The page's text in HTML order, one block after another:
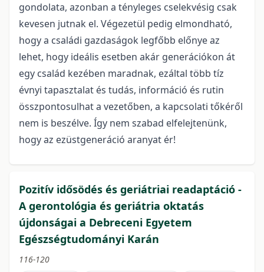
gondolata, azonban a tényleges cselekvésig csak
kevesen jutnak el. Végezetül pedig elmondható,
hogy a családi gazdaságok legfőbb előnye az
lehet, hogy ideális esetben akár generációkon át
egy család kezében maradnak, ezáltal több tíz
évnyi tapasztalat és tudás, információ és rutin
összpontosulhat a vezetőben, a kapcsolati tőkéről
nem is beszélve. Így nem szabad elfelejtenünk,
hogy az ezüstgeneráció aranyat ér!
Pozitív idősödés és geriátriai readaptáció -
A gerontológia és geriátria oktatás
újdonságai a Debreceni Egyetem
Egészségtudományi Karán
116-120